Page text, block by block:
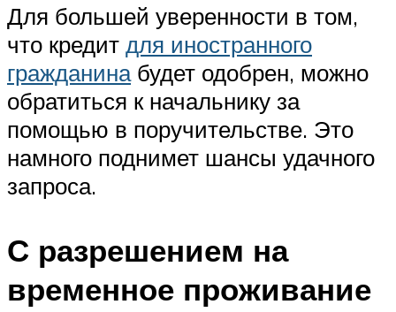
Для большей уверенности в том,
что кредит для иностранного
гражданинабудет одобрен, можно
обратиться к начальнику за
помощью в поручительстве. Это
намного поднимет шансы удачного
запроса.
С разрешением на
временное проживание